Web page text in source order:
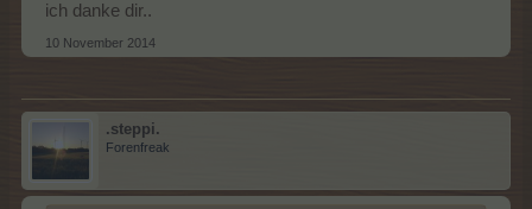
ich danke dir..
10 November 2014
.steppi.
Forenfreak